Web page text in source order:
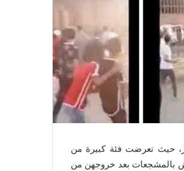
حيث تعرضت فئة كبيرة من
بالمشجعات بعد خروجهن من